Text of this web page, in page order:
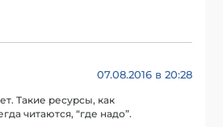
07.08.2016 в 20:28
Такие ресурсы, как
читаются, “где надо”.